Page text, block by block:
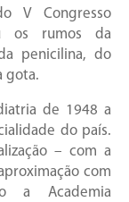
V Congresso
os rumos da
penicilina, do
gota.
de 1948 a
do país.
– com a
com
a Academia